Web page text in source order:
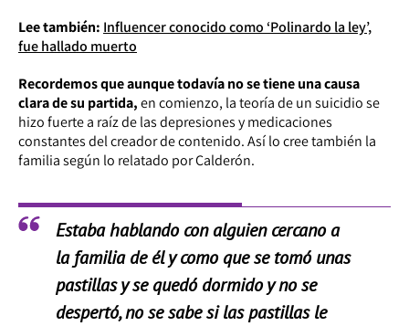
Lee también: Influencer conocido como ‘Polinardo la ley’,
fue hallado muerto
Recordemos que aunque todavía no se tiene una causa
clara de su partida,en comienzo, la teoría de un suicidio se
hizo fuerte a raíz de las depresiones y medicaciones
constantes del creador de contenido. Así lo cree también la
familia según lo relatado por Calderón.
Estaba hablando con alguien cercano a
la familia de él y como que se tomó unas
pastillas y se quedó dormido y no se
despertó, no se sabe si las pastillas le